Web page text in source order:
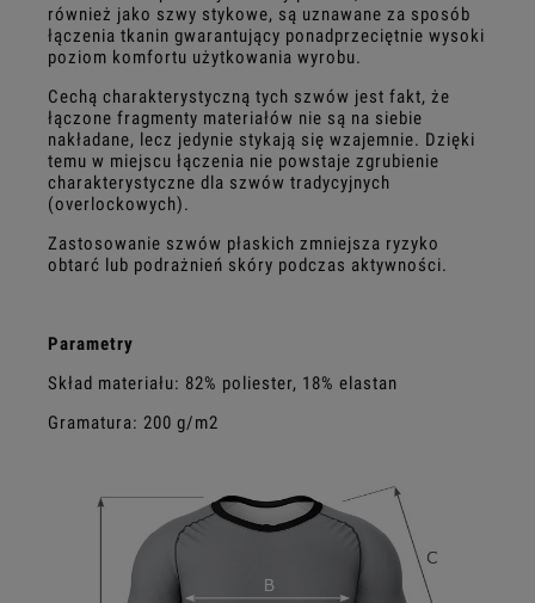
również jako szwy stykowe, są uznawane za sposób
łączenia tkanin gwarantujący ponadprzeciętnie wysoki
poziom komfortu użytkowania wyrobu.
Cechą charakterystyczną tych szwów jest fakt, że
łączone fragmenty materiałów nie są na siebie
nakładane, lecz jedynie stykają się wzajemnie. Dzięki
temu w miejscu łączenia nie powstaje zgrubienie
charakterystyczne dla szwów tradycyjnych
(overlockowych).
Zastosowanie szwów płaskich zmniejsza ryzyko
obtarć lub podrażnień skóry podczas aktywności.
Parametry
Skład materiału: 82% poliester, 18% elastan
Gramatura: 200 g/m2